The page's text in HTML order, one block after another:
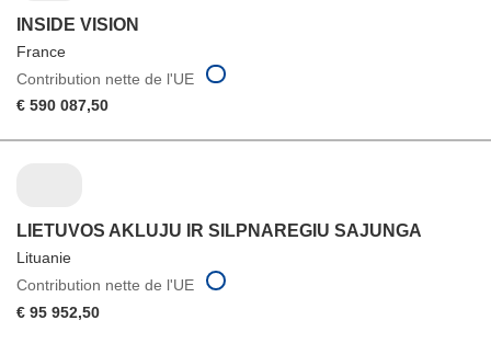
INSIDE VISION
France
Contribution nette de l'UE
€ 590 087,50
LIETUVOS AKLUJU IR SILPNAREGIU SAJUNGA
Lituanie
Contribution nette de l'UE
€ 95 952,50